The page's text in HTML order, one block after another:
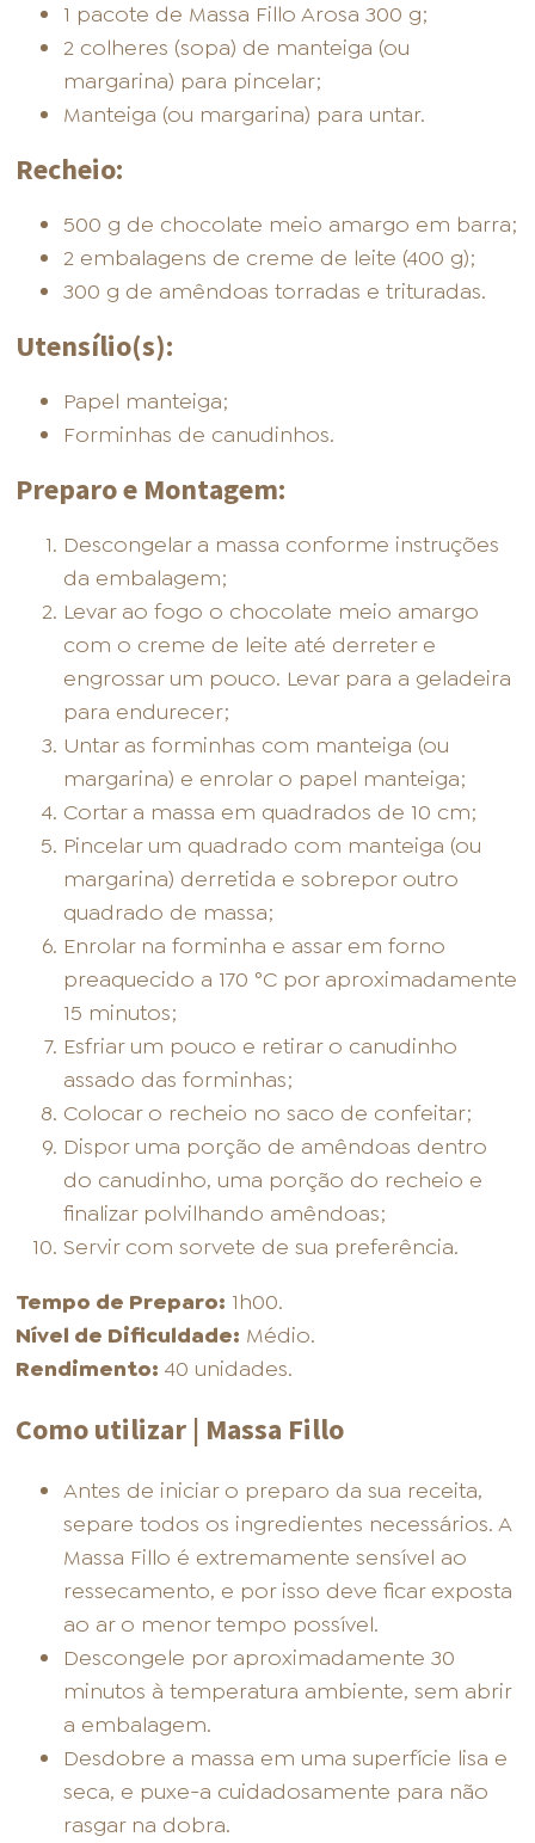
1 pacote de Massa Fillo Arosa 300 g;
2 colheres (sopa) de manteiga (ou
margarina) para pincelar;
Manteiga (ou margarina) para untar.
Recheio:
500 g de chocolate meio amargo em barra;
2 embalagens de creme de leite (400 g);
300 g de amêndoas torradas e trituradas.
Utensílio(s):
Papel manteiga;
Forminhas de canudinhos.
Preparo e Montagem:
Descongelar a massa conforme instruções
da embalagem;
Levar ao fogo o chocolate meio amargo
com o creme de leite até derreter e
engrossar um pouco. Levar para a geladeira
para endurecer;
Untar as forminhas com manteiga (ou
margarina) e enrolar o papel manteiga;
Cortar a massa em quadrados de 10 cm;
Pincelar um quadrado com manteiga (ou
margarina) derretida e sobrepor outro
quadrado de massa;
Enrolar na forminha e assar em forno
preaquecido a 170 °C por aproximadamente
15 minutos;
Esfriar um pouco e retirar o canudinho
assado das forminhas;
Colocar o recheio no saco de confeitar;
Dispor uma porção de amêndoas dentro
do canudinho, uma porção do recheio e
finalizar polvilhando amêndoas;
Servir com sorvete de sua preferência.
Tempo de Preparo: 1h00.
Nível de Dificuldade: Médio.
Rendimento: 40 unidades.
Como utilizar | Massa Fillo
Antes de iniciar o preparo da sua receita,
separe todos os ingredientes necessários. A
Massa Fillo é extremamente sensível ao
ressecamento, e por isso deve ficar exposta
ao ar o menor tempo possível.
Descongele por aproximadamente 30
minutos à temperatura ambiente, sem abrir
a embalagem.
Desdobre a massa em uma superfície lisa e
seca, e puxe-a cuidadosamente para não
rasgar na dobra.